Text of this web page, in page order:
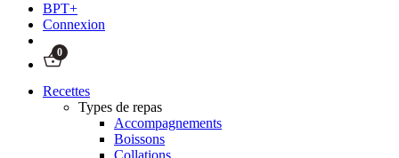
BPT+
Connexion
0
Recettes
Types de repas
Accompagnements
Boissons
Collations